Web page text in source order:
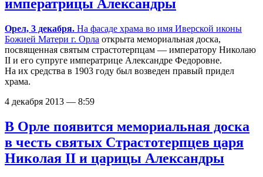
императрицы Александры
Орел, 3 декабря. На фасаде храма во имя Иверской иконы
Божией Матери г. Орла открыта мемориальная доска,
посвященная святым страстотерпцам — императору Николаю
II и его супруге императрице Александре Федоровне.
На их средства в 1903 году был возведен правый придел
храма.
4 декабря 2013 — 8:59
В Орле появится мемориальная доска
в честь святых Страстотерпцев царя
Николая II и царицы Александры